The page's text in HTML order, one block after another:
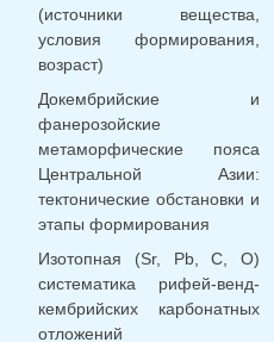
(источники вещества,
условия формирования,
возраст)
Докембрийские и
фанерозойские
метаморфические пояса
Центральной Азии:
тектонические обстановки и
этапы формирования
Изотопная (Sr, Pb, C, O)
систематика рифей-венд-
кембрийских карбонатных
отложений